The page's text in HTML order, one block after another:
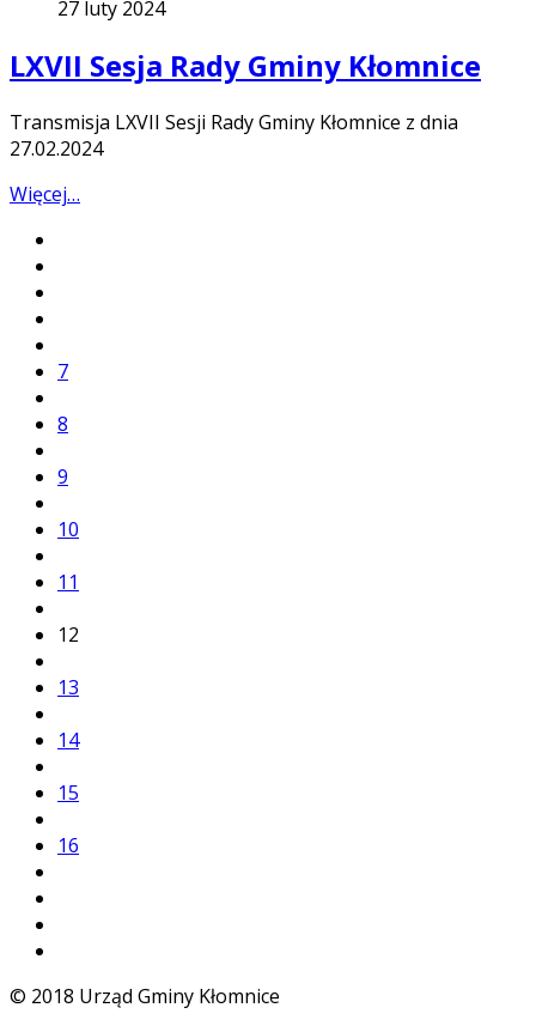
27 luty 2024
LXVII Sesja Rady Gminy Kłomnice
Transmisja LXVII Sesji Rady Gminy Kłomnice z dnia
27.02.2024
Więcej…
7
8
9
10
11
12
13
14
15
16
© 2018 Urząd Gminy Kłomnice